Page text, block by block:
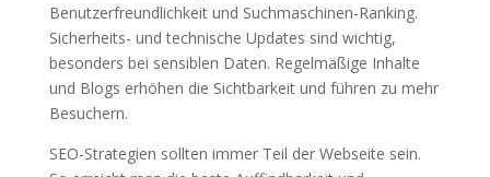
Benutzerfreundlichkeit und Suchmaschinen-Ranking.
Sicherheits- und technische Updates sind wichtig,
besonders bei sensiblen Daten. Regelmäßige Inhalte
und Blogs erhöhen die Sichtbarkeit und führen zu mehr
Besuchern.
SEO-Strategien sollten immer Teil der Webseite sein.